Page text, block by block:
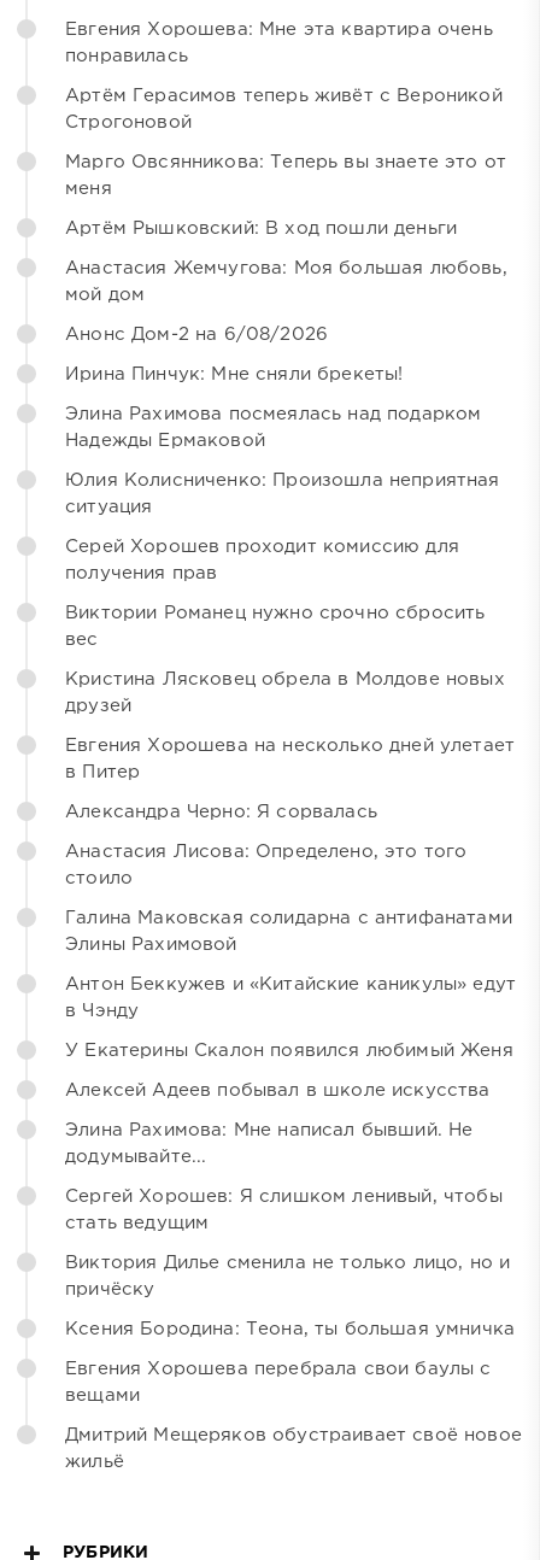
Евгения Хорошева: Мне эта квартира очень
понравилась
Артём Герасимов теперь живёт с Вероникой
Строгоновой
Марго Овсянникова: Теперь вы знаете это от
меня
Артём Рышковский: В ход пошли деньги
Анастасия Жемчугова: Моя большая любовь,
мой дом
Анонс Дом-2 на 6/08/2026
Ирина Пинчук: Мне сняли брекеты!
Элина Рахимова посмеялась над подарком
Надежды Ермаковой
Юлия Колисниченко: Произошла неприятная
ситуация
Серей Хорошев проходит комиссию для
получения прав
Виктории Романец нужно срочно сбросить
вес
Кристина Лясковец обрела в Молдове новых
друзей
Евгения Хорошева на несколько дней улетает
в Питер
Александра Черно: Я сорвалась
Анастасия Лисова: Определено, это того
стоило
Галина Маковская солидарна с антифанатами
Элины Рахимовой
Антон Беккужев и «Китайские каникулы» едут
в Чэнду
У Екатерины Скалон появился любимый Женя
Алексей Адеев побывал в школе искусства
Элина Рахимова: Мне написал бывший. Не
додумывайте...
Сергей Хорошев: Я слишком ленивый, чтобы
стать ведущим
Виктория Дилье сменила не только лицо, но и
причёску
Ксения Бородина: Теона, ты большая умничка
Евгения Хорошева перебрала свои баулы с
вещами
Дмитрий Мещеряков обустраивает своё новое
жильё
РУБРИКИ